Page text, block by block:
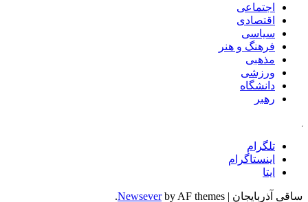
اجتماعی
اقتصادی
سیاسی
فرهنگ و هنر
مذهبی
ورزشی
دانشگاه
رهبر
تلگرام
اینستاگرام
ایتا
ساقی آذربایجان |
Newseverby AF themes.